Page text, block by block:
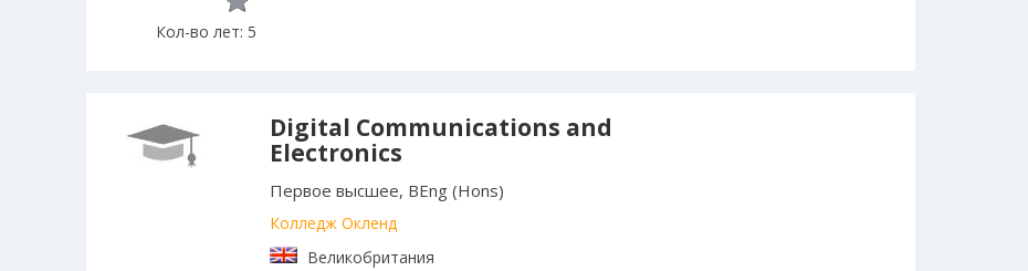
Кол-во лет: 5
Digital Communications and
Electronics
Первое высшее, BEng (Hons)
Колледж Окленд
Великобритания